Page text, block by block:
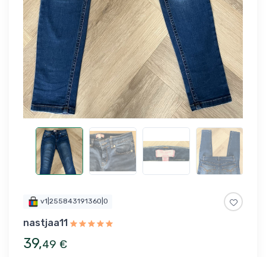
v1|255843191360|0
nastjaa11
39,49 €